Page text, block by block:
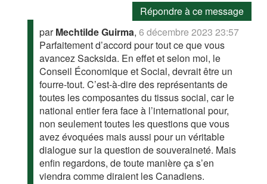
Répondre à ce message
parMechtilde Guirma,6 décembre 2023 23:57
Parfaitement d’accord pour tout ce que vous
avancez Sacksida. En effet et selon moi, le
Conseil Économique et Social, devrait être un
fourre-tout. C’est-à-dire des représentants de
toutes les composantes du tissus social, car le
national entier fera face à l’international pour,
non seulement toutes les questions que vous
avez évoquées mais aussi pour un véritable
dialogue sur la question de souveraineté. Mais
enfin regardons, de toute manière ça s’en
viendra comme diraient les Canadiens.